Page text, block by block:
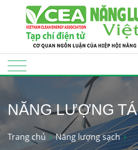
NĂNG LƯỢNG
Trang chủ Năng lượng sạch